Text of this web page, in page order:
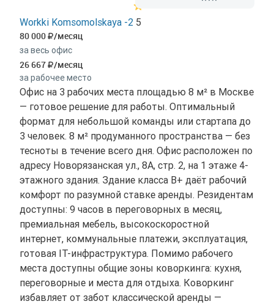
Workki Komsomolskaya -2 5
80 000 /месяц
за весь офис
26 667 /месяц
за рабочее место
Офис на 3 рабочих места площадью 8 м² в Москве
— готовое решение для работы. Оптимальный
формат для небольшой команды или стартапа до
3 человек. 8 м² продуманного пространства — без
тесноты в течение всего дня. Офис расположен по
адресу Новорязанская ул., 8А, стр. 2, на 1 этаже 4-
этажного здания. Здание класса B+ даёт рабочий
комфорт по разумной ставке аренды. Резидентам
доступны: 9 часов в переговорных в месяц,
премиальная мебель, высокоскоростной
интернет, коммунальные платежи, эксплуатация,
готовая IT-инфраструктура. Помимо рабочего
места доступны общие зоны коворкинга: кухня,
переговорные и места для отдыха. Коворкинг
избавляет от забот классической аренды —